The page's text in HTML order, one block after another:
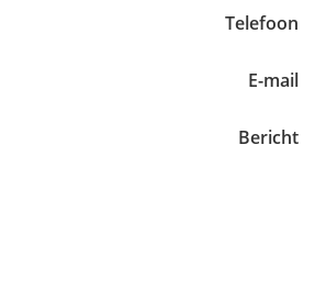
Telefoon
E-mail
Bericht